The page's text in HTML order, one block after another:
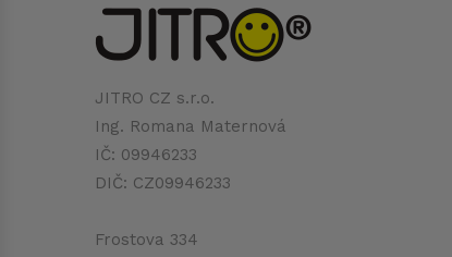
JITRO CZ s.r.o.
Ing. Romana Maternová
IČ: 09946233
DIČ: CZ09946233
Frostova 334